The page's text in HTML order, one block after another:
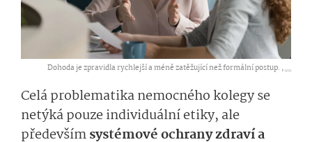
Dohoda je zpravidla rychlejší a méně zatěžující než formální postup. ,...
Celá problematika nemocného kolegy se
netýká pouze individuální etiky, ale
předevšímsys­témové ochrany zdraví a